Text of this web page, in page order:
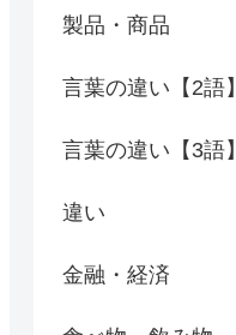
製品・商品
言葉の違い【2語】
言葉の違い【3語】
違い
金融・経済